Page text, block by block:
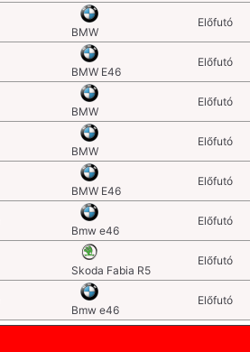
BMW
Előfutó
BMW E46
Előfutó
BMW
Előfutó
BMW
Előfutó
BMW E46
Előfutó
Bmw e46
Előfutó
Skoda Fabia R5
Előfutó
Bmw e46
Előfutó